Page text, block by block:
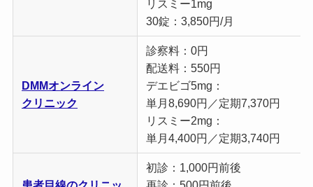
リスミー1mg
30錠：3,850円/月
DMMオンライン
クリニック
診察料：0円
配送料：550円
デエビゴ5mg：
単月8,690円／定期7,370円
リスミー2mg：
単月4,400円／定期3,740円
初診：1,000円前後